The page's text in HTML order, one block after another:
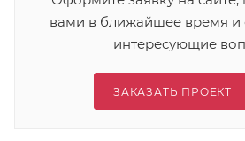
вами в ближайшее время и
интересующие
ЗАКАЗАТЬ ПРОЕКТ